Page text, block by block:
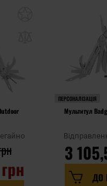
ПЕРСОНАЛІЗАЦІЯ
Мультитул
3
ДО